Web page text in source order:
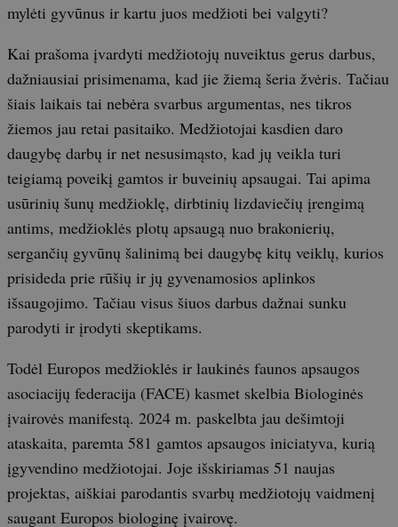
mylėti gyvūnus ir kartu juos medžioti bei valgyti?
Kai prašoma įvardyti medžiotojų nuveiktus gerus darbus,
dažniausiai prisimenama, kad jie žiemą šeria žvėris. Tačiau
šiais laikais tai nebėra svarbus argumentas, nes tikros
žiemos jau retai pasitaiko. Medžiotojai kasdien daro
daugybę darbų ir net nesusimąsto, kad jų veikla turi
teigiamą poveikį gamtos ir buveinių apsaugai. Tai apima
usūrinių šunų medžioklę, dirbtinių lizdaviečių įrengimą
antims, medžioklės plotų apsaugą nuo brakonierių,
sergančių gyvūnų šalinimą bei daugybę kitų veiklų, kurios
prisideda prie rūšių ir jų gyvenamosios aplinkos
išsaugojimo. Tačiau visus šiuos darbus dažnai sunku
parodyti ir įrodyti skeptikams.
Todėl Europos medžioklės ir laukinės faunos apsaugos
asociacijų federacija (FACE) kasmet skelbia Biologinės
įvairovės manifestą. 2024 m. paskelbta jau dešimtoji
ataskaita, paremta 581 gamtos apsaugos iniciatyva, kurią
įgyvendino medžiotojai. Joje išskiriamas 51 naujas
projektas, aiškiai parodantis svarbų medžiotojų vaidmenį
saugant Europos biologinę įvairovę.